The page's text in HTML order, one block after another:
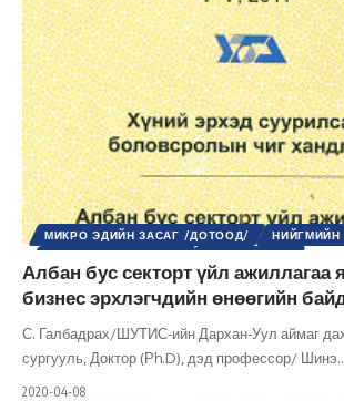
МИКРО ЭДИЙН ЗАСАГ /ДОТООД/
НИЙГМИЙН
Албан бус секторт үйл ажиллагаа
бизнес эрхлэгчдийн өнөөгийн
С. Галбадрах/ШУТИС-ийн Дархан-Уул аймаг
сургууль, Доктор (Рh.D), дэд профессор/ Шинэ
2020-04-08